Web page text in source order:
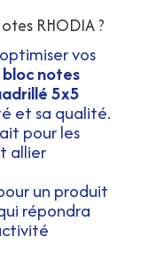
RHODIA ?
vos
bloc notes
5x5
et sa qualité.
pour les
allier
un produit
répondra